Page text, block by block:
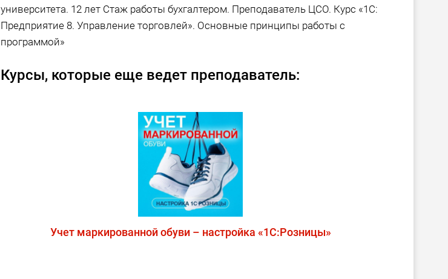
университета. 12 лет Стаж работы бухгалтером. Преподаватель ЦСО. Курс «1С:
Предприятие 8. Управление торговлей». Основные принципы работы с
программой»
Курсы, которые еще ведет преподаватель:
Учет маркированной обуви – настройка «1С:Розницы»